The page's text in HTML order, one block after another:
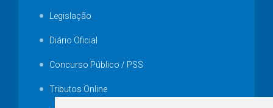
Legislação
Diário Oficial
Concurso Público / PSS
Tributos Online